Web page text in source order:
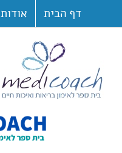
דף הבית אודות